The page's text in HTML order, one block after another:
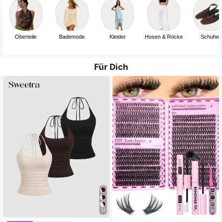
Oberteile Bademode Kleider Hosen & Röcke Schuhe
Für Dich
17 8